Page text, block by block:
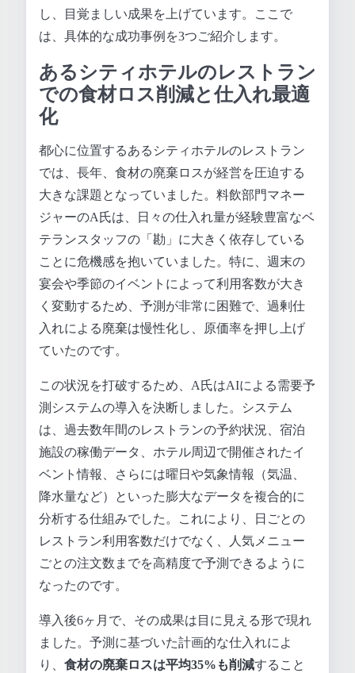
し、目覚ましい成果を上げています。ここで
は、具体的な成功事例を3つご紹介します。
あるシティホテルのレストラン
での食材ロス削減と仕入れ最適
化
都心に位置するあるシティホテルのレストラン
では、長年、食材の廃棄ロスが経営を圧迫する
大きな課題となっていました。料飲部門マネー
ジャーのA氏は、日々の仕入れ量が経験豊富なベ
テランスタッフの「勘」に大きく依存している
ことに危機感を抱いていました。特に、週末の
宴会や季節のイベントによって利用客数が大き
く変動するため、予測が非常に困難で、過剰仕
入れによる廃棄は慢性化し、原価率を押し上げ
ていたのです。
この状況を打破するため、A氏はAIによる需要予
測システムの導入を決断しました。システム
は、過去数年間のレストランの予約状況、宿泊
施設の稼働データ、ホテル周辺で開催されたイ
ベント情報、さらには曜日や気象情報（気温、
降水量など）といった膨大なデータを複合的に
分析する仕組みでした。これにより、日ごとの
レストラン利用客数だけでなく、人気メニュー
ごとの注文数までを高精度で予測できるように
なったのです。
導入後6ヶ月で、その成果は目に見える形で現れ
ました。予測に基づいた計画的な仕入れによ
り、 食材の廃棄ロスは平均35%も削減すること